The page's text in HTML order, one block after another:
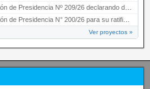
Nº 209/26 declarando de interés provincial la presen…
Presidencia N° 200/26 para su ratificación.
Ver proyectos »